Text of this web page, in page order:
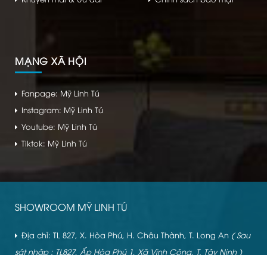
MẠNG XÃ HỘI
Fanpage: Mỹ Linh Tú
Instagram: Mỹ Linh Tú
Youtube: Mỹ Linh Tú
Tiktok: Mỹ Linh Tú
SHOWROOM MỸ LINH TÚ
Địa chỉ: TL 827, X. Hòa Phú, H. Châu Thành, T. Long An ( Sau
sát nhập : TL827, Ấp Hòa Phú 1, Xã Vĩnh Công, T. Tây Ninh )